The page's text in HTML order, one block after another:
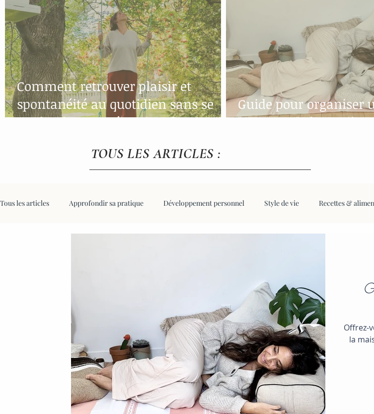
Comment retrouver plaisir et
spontanéité au quotidien sans se
perdre dans ses émotions?
Guide pour organiser
"yoga-spa" chez soi!
TOUS LES ARTICLES :
Tous les articles Approfondir sa pratique Développement personnel Style de vie Recettes &
Offrez-
la